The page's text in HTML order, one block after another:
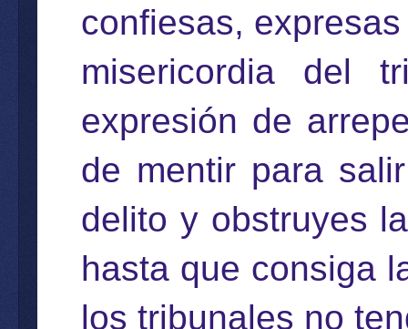
confiesas,
misericordia del
expresión de
de mentir para
delito y obstruyes
hasta que consiga
los tribunales no